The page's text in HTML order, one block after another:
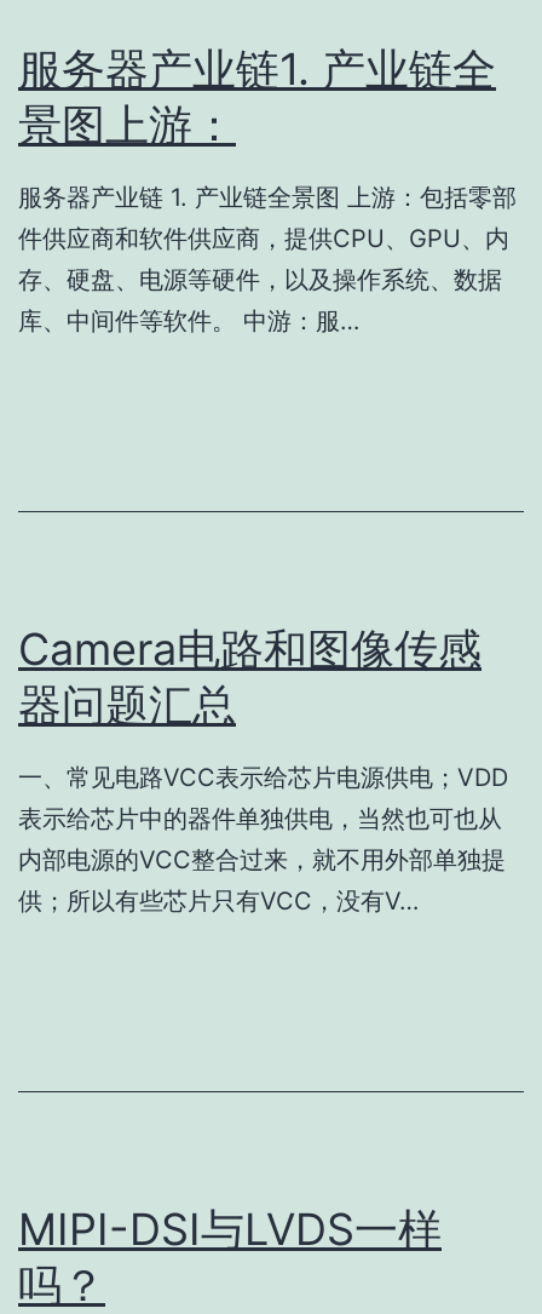
服务器产业链1. 产业链全
景图上游：
服务器产业链 1. 产业链全景图 上游：包括零部
件供应商和软件供应商，提供CPU、GPU、内
存、硬盘、电源等硬件，以及操作系统、数据
库、中间件等软件。 中游：服…
Camera电路和图像传感
器问题汇总
一、常见电路VCC表示给芯片电源供电；VDD
表示给芯片中的器件单独供电，当然也可也从
内部电源的VCC整合过来，就不用外部单独提
供；所以有些芯片只有VCC，没有V…
MIPI-DSI与LVDS一样
吗？